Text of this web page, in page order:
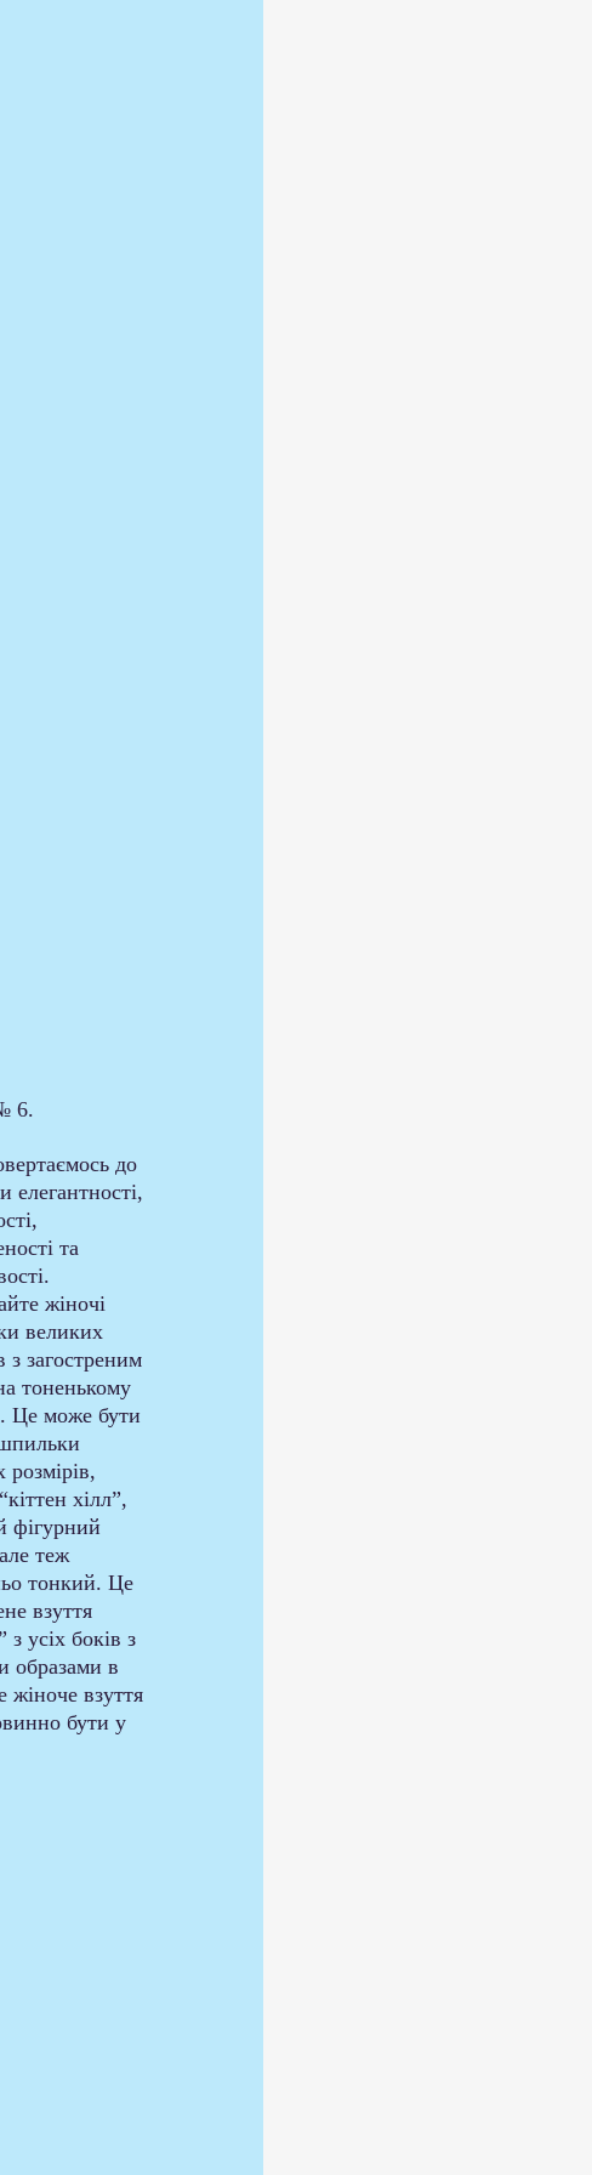
6.
до
елегантності,
та
жіночі
великих
з загостреним
тоненькому
Це може бути
розмірів,
хілл”,
фігурний
теж
тонкий. Це
взуття
з усіх боків з
образами в
жіноче взуття
бути у